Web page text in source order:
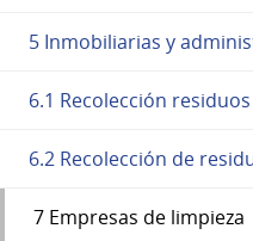
5 Inmobiliarias y
6.1 Recolección
6.2 Recolección de
7 Empresas de limpieza